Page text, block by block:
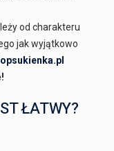
od charakteru
jak wyjątkowo
ŁATWY?